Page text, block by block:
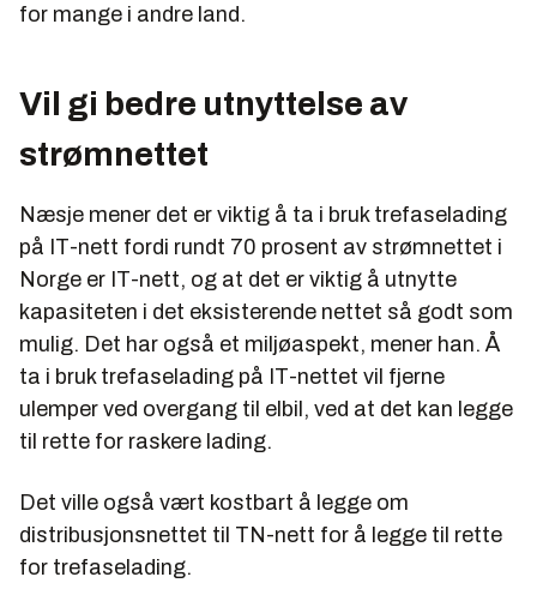
for mange i andre land.
Vil gi bedre utnyttelse av
strømnettet
Næsje mener det er viktig å ta i bruk trefaselading
på IT-nett fordi rundt 70 prosent av strømnettet i
Norge er IT-nett, og at det er viktig å utnytte
kapasiteten i det eksisterende nettet så godt som
mulig. Det har også et miljøaspekt, mener han. Å
ta i bruk trefaselading på IT-nettet vil fjerne
ulemper ved overgang til elbil, ved at det kan legge
til rette for raskere lading.
Det ville også vært kostbart å legge om
distribusjonsnettet til TN-nett for å legge til rette
for trefaselading.